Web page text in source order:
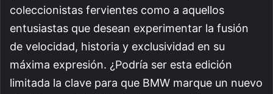
coleccionistas fervientes como a aquellos
entusiastas que desean experimentar la fusión
de velocidad, historia y exclusividad en su
máxima expresión. ¿Podría ser esta edición
limitada la clave para que BMW marque un nuevo